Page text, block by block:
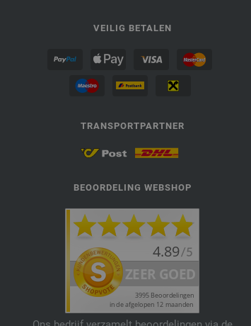
VEILIG BETALEN
TRANSPORTPARTNER
BEOORDELING WEBSHOP